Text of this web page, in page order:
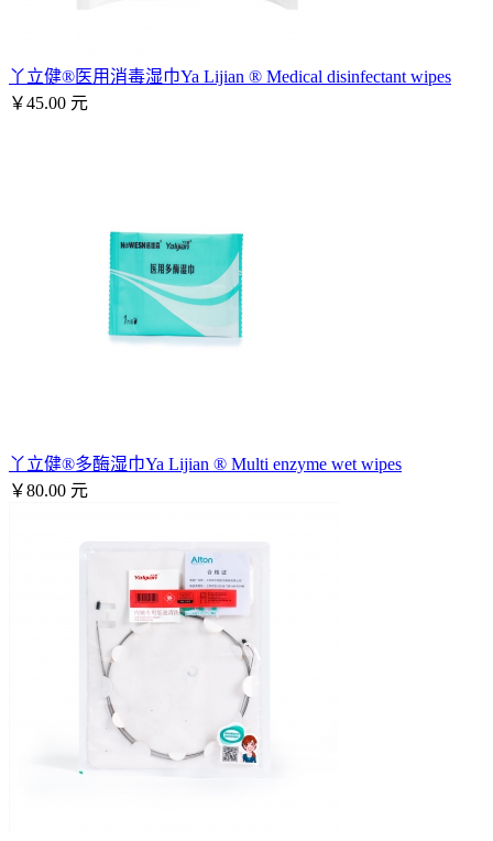
丫立健®医用消毒湿巾Ya Lijian ® Medical disinfectant wipes
￥45.00 元
丫立健®多酶湿巾Ya Lijian ® Multi enzyme wet wipes
￥80.00 元